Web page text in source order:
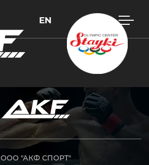
EN
ООО "АКФ СПОРТ"
поиска или Esc, чтобы закрыть